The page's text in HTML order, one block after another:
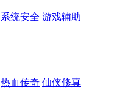
系统安全 游戏辅助
热血传奇 仙侠修真